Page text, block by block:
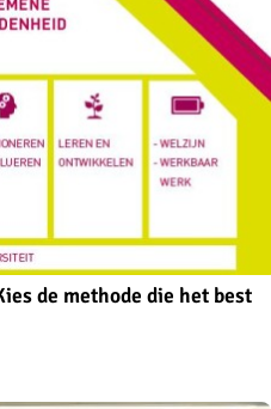
de methode die het best